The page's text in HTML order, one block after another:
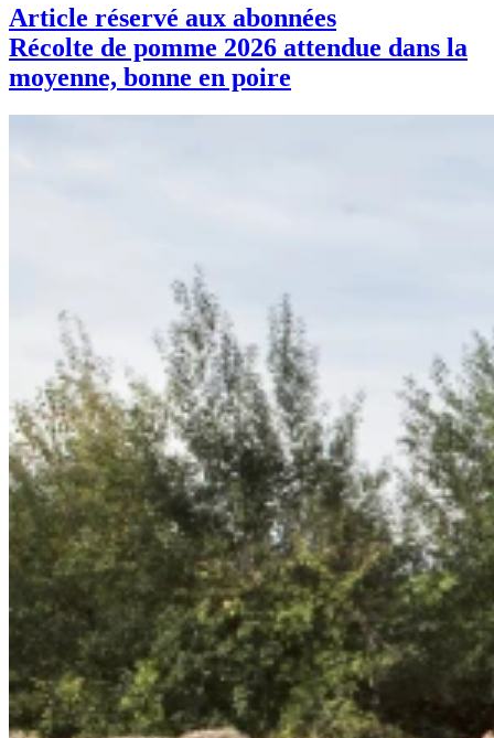
Article réservé aux abonnées
Récolte de pomme 2026 attendue dans la
moyenne, bonne en poire